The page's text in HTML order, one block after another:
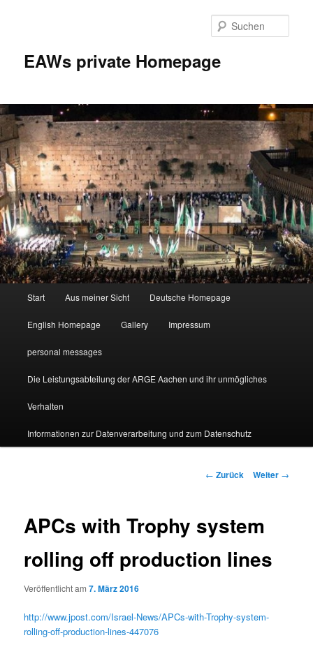
EAWs private Homepage
Start Aus meiner Sicht Deutsche Homepage
English Homepage Gallery Impressum
personal messages
Die Leistungsabteilung der ARGE Aachen und ihr unmögliches
Verhalten
Informationen zur Datenverarbeitung und zum Datenschutz
Beitragsnavigation
← Zurück Weiter →
APCs with Trophy system
rolling off production lines
Veröffentlicht am7. März 2016
http://www.jpost.com/Israel-News/APCs-with-Trophy-system-
rolling-off-production-lines-447076